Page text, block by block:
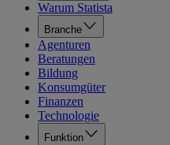
Warum Statista
Branche
Agenturen
Beratungen
Bildung
Konsumgüter
Finanzen
Technologie
Funktion